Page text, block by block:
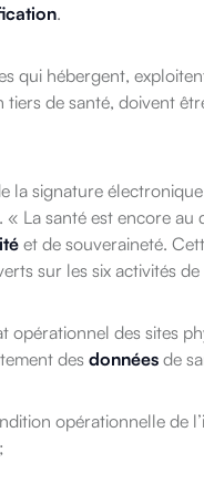
.
qui hébergent,
de santé, doivent
signature
La santé est encore
et de souveraineté.
sur les six activités
opérationnel des sites
des données de
opérationnelle de